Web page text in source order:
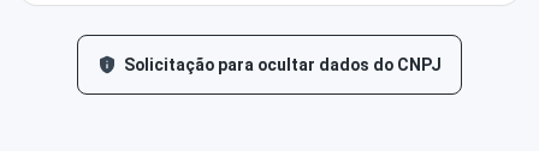
Solicitação para ocultar dados do CNPJ